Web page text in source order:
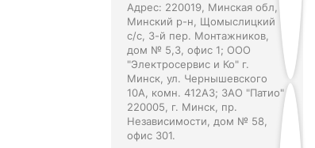
Адрес: 220019, Минская обл,
Минский р-н, Щомыслицкий
с/с, 3-й пер. Монтажников,
дом № 5,3, офис 1; ООО
"Электросервис и Ко" г.
Минск, ул. Чернышевского
10А, комн. 412А3; ЗАО "Патио"
220005, г. Минск, пр.
Независимости, дом № 58,
офис 301.